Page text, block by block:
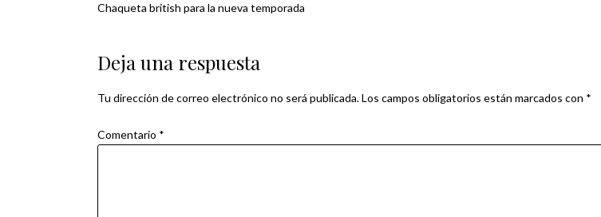
Navegación
de
entradas
Chaqueta british para la nueva temporada
Deja una respuesta
Tu dirección de correo electrónico no será publicada.Los campos obligatorios están marcados con *
Comentario *